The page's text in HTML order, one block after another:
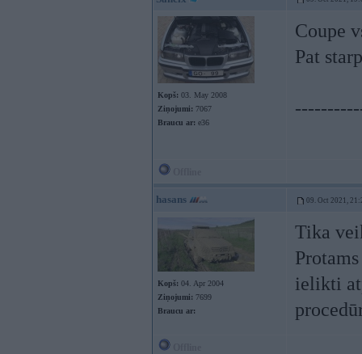
Kopš: 03. May 2008
Ziņojumi: 7067
Braucu ar: e36
Coupe
Pat
hasans 09. Oct 2021,
Kopš: 04. Apr 2004
Ziņojumi: 7699
Braucu ar:
Tika
ielikti